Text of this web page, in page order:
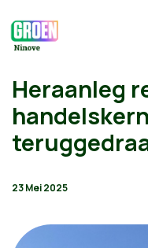
Heraanleg
23 Mei 2025